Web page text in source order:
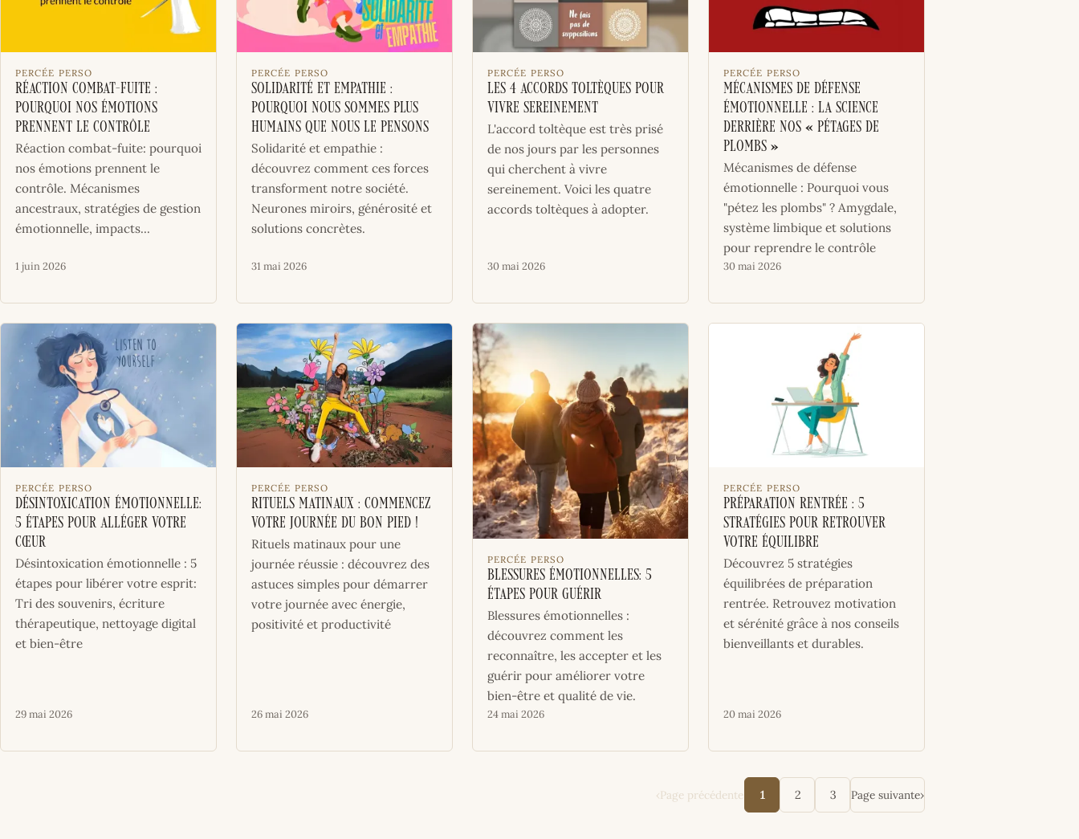
PERCÉE PERSO
Réaction combat-fuite :
pourquoi nos émotions
prennent le contrôle
Réaction combat-fuite: pourquoi
nos émotions prennent le
contrôle. Mécanismes
ancestraux, stratégies de gestion
émotionnelle, impacts...
1 juin 2026
PERCÉE PERSO
Solidarité et empathie :
pourquoi nous sommes plus
humains que nous le pensons
Solidarité et empathie :
découvrez comment ces forces
transforment notre société.
Neurones miroirs, générosité et
solutions concrètes.
31 mai 2026
PERCÉE PERSO
Les 4 accords toltèques pour
vivre sereinement
L'accord toltèque est très prisé
de nos jours par les personnes
qui cherchent à vivre
sereinement. Voici les quatre
accords toltèques à adopter.
30 mai 2026
PERCÉE PERSO
Mécanismes de défense
émotionnelle : la science
derrière nos « pétages de
plombs »
Mécanismes de défense
émotionnelle : Pourquoi vous
"pétez les plombs" ? Amygdale,
système limbique et solutions
pour reprendre le contrôle
30 mai 2026
PERCÉE PERSO
Désintoxication émotionnelle:
5 étapes pour alléger votre
cœur
Désintoxication émotionnelle : 5
étapes pour libérer votre esprit:
Tri des souvenirs, écriture
thérapeutique, nettoyage digital
et bien-être
29 mai 2026
PERCÉE PERSO
Rituels Matinaux : Commencez
votre Journée du Bon Pied !
Rituels matinaux pour une
journée réussie : découvrez des
astuces simples pour démarrer
votre journée avec énergie,
positivité et productivité
26 mai 2026
PERCÉE PERSO
Blessures émotionnelles: 5
étapes pour guérir
Blessures émotionnelles :
découvrez comment les
reconnaître, les accepter et les
guérir pour améliorer votre
bien-être et qualité de vie.
24 mai 2026
PERCÉE PERSO
Préparation rentrée : 5
stratégies pour retrouver
votre équilibre
Découvrez 5 stratégies
équilibrées de préparation
rentrée. Retrouvez motivation
et sérénité grâce à nos conseils
bienveillants et durables.
20 mai 2026
‹Page précédente 1 2 3 Page suivante›